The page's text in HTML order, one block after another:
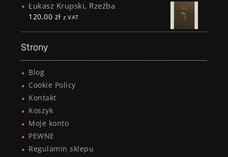
Łukasz Krupski, Rzeźba
120,00 zł z VAT
Strony
Blog
Cookie Policy
Kontakt
Koszyk
Moje konto
PEWNE
Regulamin sklepu